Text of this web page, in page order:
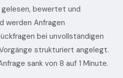
gelesen, bewertet und
werden Anfragen
bei unvollständigen
strukturiert angelegt.
sank von 8 auf 1 Minute.